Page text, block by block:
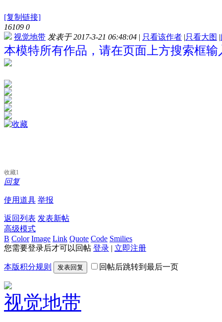
[复制链接]
16109 0
视觉地带 发表于 2017-3-21 06:48:04 | 只看该作者 |只看大图 |
本模特所有作品，请在页面上方搜索框输
收藏1
回复
使用道具 举报
返回列表 发表新帖
高级模式
B Color Image Link Quote Code Smilies
您需要登录后才可以回帖 登录 | 立即注册
本版积分规则 发表回复 回帖后跳转到最后一页
视觉地带